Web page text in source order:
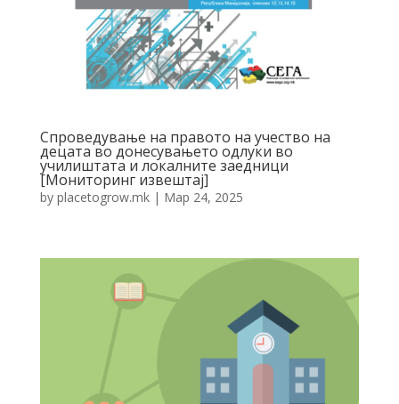
Спроведување на правото на учество на
децата во донесувањето одлуки во
училиштата и локалните заедници
[Мониторинг извештај]
by placetogrow.mk| Мар 24, 2025